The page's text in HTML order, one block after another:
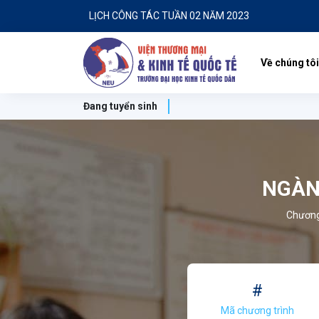
LỊCH CÔNG TÁC TUẦN 02 NĂM 2023
Về chúng tôi
Đang tuyển sinh
#
Mã chương trình